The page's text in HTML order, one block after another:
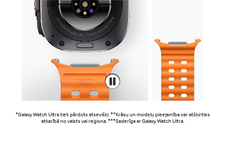
*Galaxy Watch Ultra tiek pārdots atsevišķi. **Krāsu un modeļu pieejamība var atšķirties
atkarībā no valsts vai reģiona. ***Saderīga ar Galaxy Watch Ultra.